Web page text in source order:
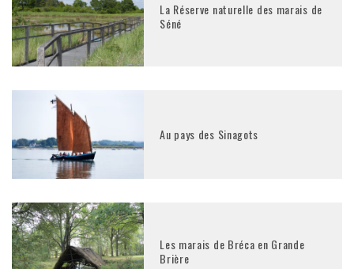
La Réserve naturelle des marais de
Séné
Au pays des Sinagots
Les marais de Bréca en Grande
Brière